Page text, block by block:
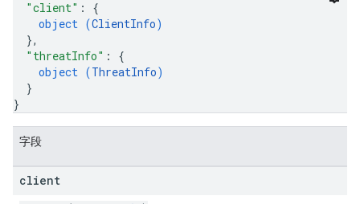
"client" : {
object (ClientInfo)
},
"threatInfo" : {
object (ThreatInfo)
}
}
字段
client